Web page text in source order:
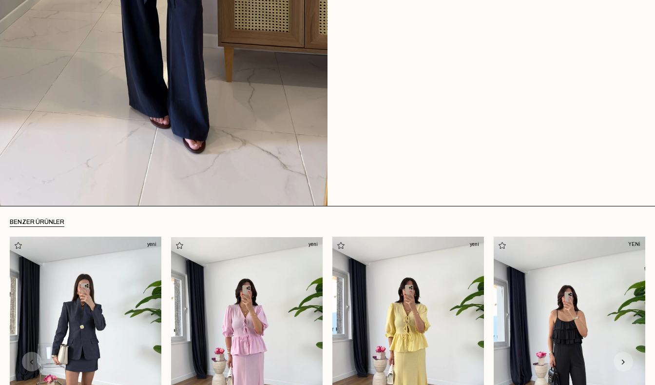
BENZER ÜRÜNLER
yeni yeni yeni YENİ